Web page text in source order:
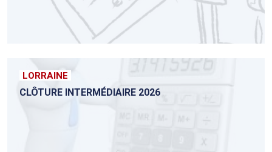
LORRAINE
CLÔTURE INTERMÉDIAIRE 2026